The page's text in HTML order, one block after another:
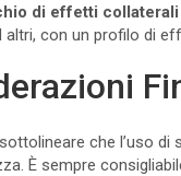
di effetti
altri, con un profilo di
che l’uso
È sempre